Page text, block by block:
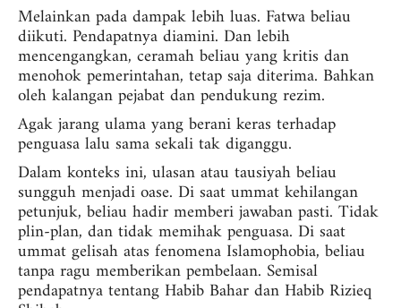
Melainkan pada dampak lebih luas. Fatwa beliau
diikuti. Pendapatnya diamini. Dan lebih
mencengangkan, ceramah beliau yang kritis dan
menohok pemerintahan, tetap saja diterima. Bahkan
oleh kalangan pejabat dan pendukung rezim.
Agak jarang ulama yang berani keras terhadap
penguasa lalu sama sekali tak diganggu.
Dalam konteks ini, ulasan atau tausiyah beliau
sungguh menjadi oase. Di saat ummat kehilangan
petunjuk, beliau hadir memberi jawaban pasti. Tidak
plin-plan, dan tidak memihak penguasa. Di saat
ummat gelisah atas fenomena Islamophobia, beliau
tanpa ragu memberikan pembelaan. Semisal
pendapatnya tentang Habib Bahar dan Habib Rizieq